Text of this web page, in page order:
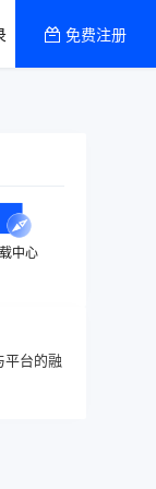
免费注册
中心
平台的融